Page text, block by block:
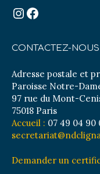
Instagram
Facebook
CONTACTEZ-NOUS
Adresse postale et
Paroisse Notre-
97 rue du Mont-
75018 Paris
Accueil : 07 49 04 90
Demander un